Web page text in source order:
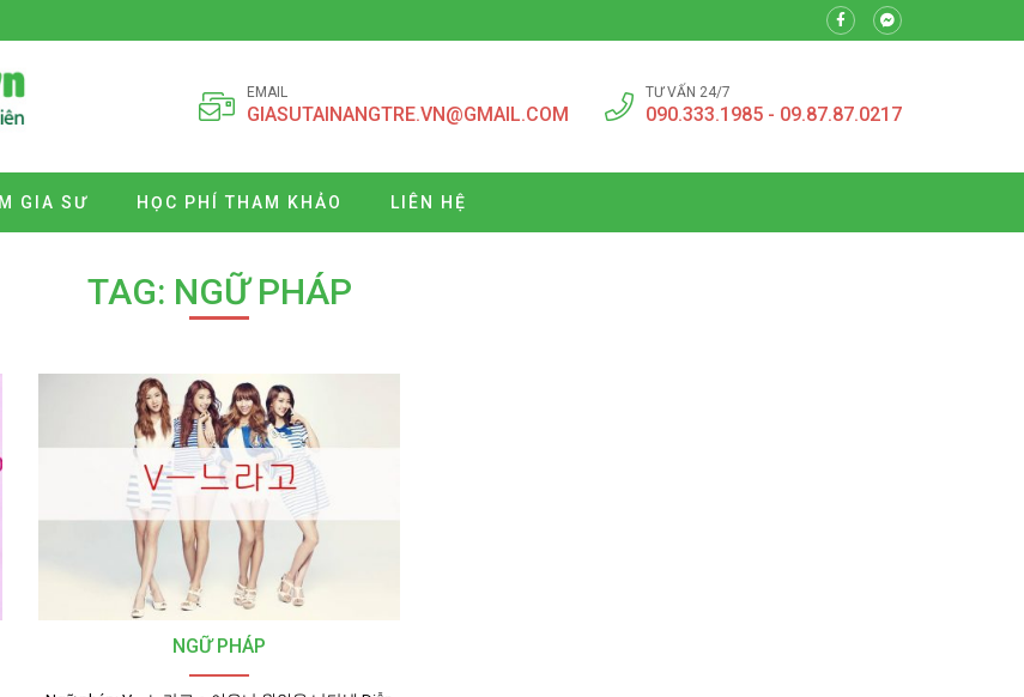
EMAIL
GIASUTAINANGTRE.VN@GMAIL.COM
TƯ VẤN 24/7
090.333.1985 - 09.87.87.0217
GIA SƯ HỌC PHÍ THAM KHẢO LIÊN HỆ
TAG: NGỮ PHÁP
NGỮ PHÁP